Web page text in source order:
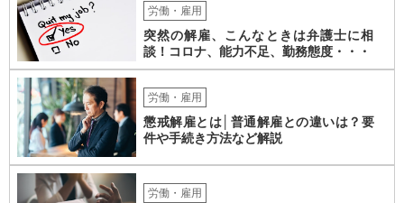
労働・雇用
突然の解雇、こんなときは弁護士に相
談！コロナ、能力不足、勤務態度・・・
労働・雇用
懲戒解雇とは│普通解雇との違いは？要
件や手続き方法など解説
労働・雇用